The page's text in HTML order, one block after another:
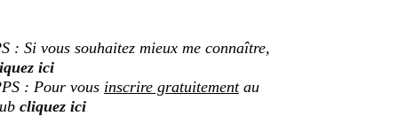
: Si vous souhaitez mieux me connaître,
ici
: Pour vous inscrire gratuitementau
cliquez ici